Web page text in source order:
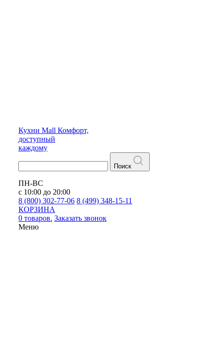
Кухни Mall Комфорт,
доступный
каждому
Поиск
ПН-ВС
с 10:00 до 20:00
8 (800) 302-77-06 8 (499) 348-15-11
КОРЗИНА
0 товаров. Заказать звонок
Меню